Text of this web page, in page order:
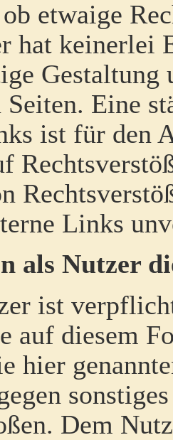
etwaige
hat keinerlei
Gestaltung
Eine
ist für den
Links
als Nutzer
ist
auf diesem
hier
Dem